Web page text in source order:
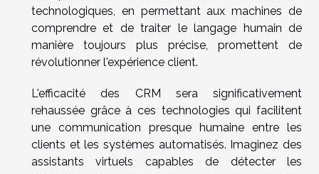
technologiques, en permettant aux machines de
comprendre et de traiter le langage humain de
manière toujours plus précise, promettent de
révolutionner l'expérience client.
L'efficacité des CRM sera significativement
rehaussée grâce à ces technologies qui facilitent
une communication presque humaine entre les
clients et les systèmes automatisés. Imaginez des
assistants virtuels capables de détecter les